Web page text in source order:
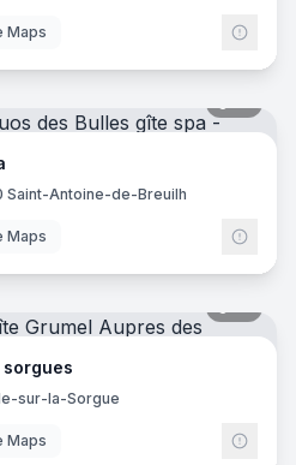
Maps
Saint-Antoine-de-Breuilh
Maps
sorgues
sur-la-Sorgue
Maps